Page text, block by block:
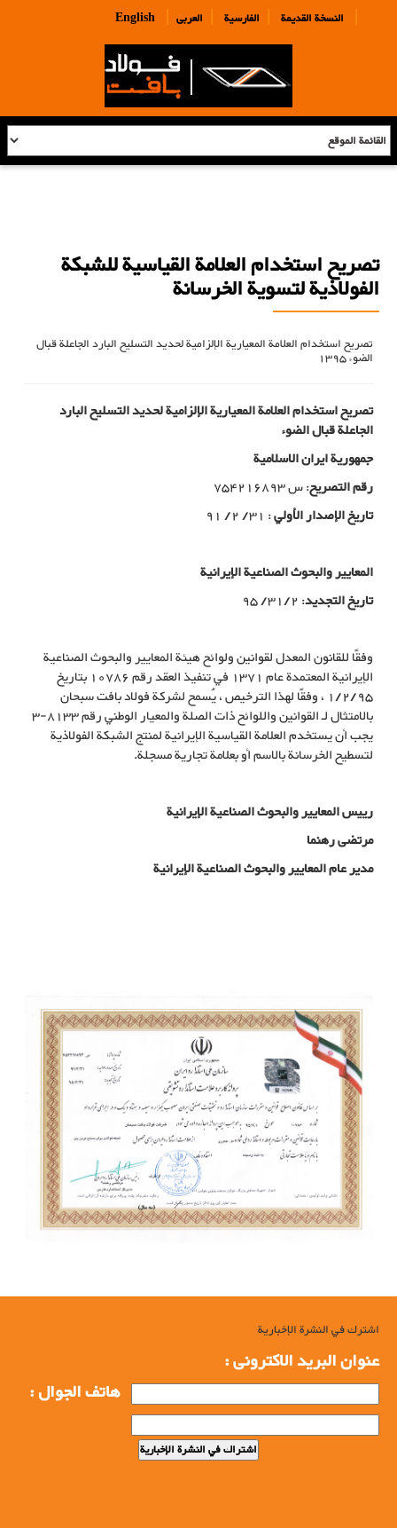
English| النسخة القديمة | الفارسية | العربی |
تصریح استخدام العلامة القياسية للشبكة
الفولاذية لتسوية الخرسانة
تصريح استخدام العلامة المعيارية الإلزامية لحديد التسليح البارد الجاعلة قبال
الضوء 1395
تصريح استخدام العلامة المعيارية الإلزامية لحديد التسليح البارد
الجاعلة قبال الضوء
جمهوریة ایران الاسلامیة
رقم التصریح: س 754216893
تاريخ الإصدار الأولي: 31/ 2/ 91
المعايير والبحوث الصناعية الإيرانية
تاریخ التجدید: 31/2/ 95
وفقًا للقانون المعدل لقوانين ولوائح هيئة المعايير والبحوث الصناعية
الإيرانية المعتمدة عام 1371 في تنفيذ العقد رقم 10786 بتاريخ
1/2/95 ، وفقًا لهذا الترخيص ، يُسمح لشركة فولاد بافت سبحان
بالامتثال لـ القوانين واللوائح ذات الصلة والمعيار الوطني رقم 8133-3
يجب أن يستخدم العلامة القياسية الإيرانية لمنتج الشبكة الفولاذية
لتسطیح الخرسانة بالاسم أو بعلامة تجارية مسجلة.
رییس المعايير والبحوث الصناعية الإيرانية
مرتضی رهنما
مدیر عام المعايير والبحوث الصناعية الإيرانية
اشترك في النشرة الإخبارية
عنوان البرید الاکترونی :
هاتف الجوال :